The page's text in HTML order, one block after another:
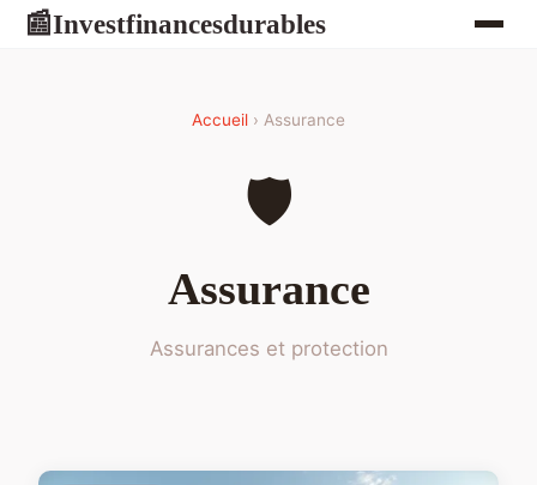
📰Investfinancesdurables
Accueil › Assurance
🛡️
Assurance
Assurances et protection